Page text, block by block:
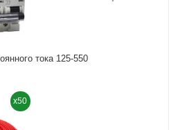
тока 125-550
x50